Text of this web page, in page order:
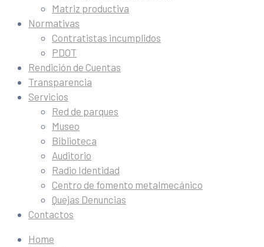
Matriz productiva
Normativas
Contratistas incumplidos
PDOT
Rendición de Cuentas
Transparencia
Servicios
Red de parques
Museo
Biblioteca
Auditorio
Radio Identidad
Centro de fomento metalmecánico
Quejas Denuncias
Contactos
Home